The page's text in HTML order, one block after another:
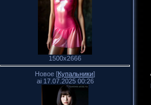
1500x2666
Новое [Купальники]
ai 17.07.2025 00:26